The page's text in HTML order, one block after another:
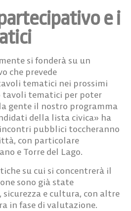
e i
si fonderà su un
che prevede
tematici nei prossimi
tavoli tematici per poter
gente il nostro programma
della lista civica» ha
pubblici toccheranno
con particolare
e Torre del Lago.
su cui si concentrerà il
sono già state
e cultura, con altre
in fase di valutazione.